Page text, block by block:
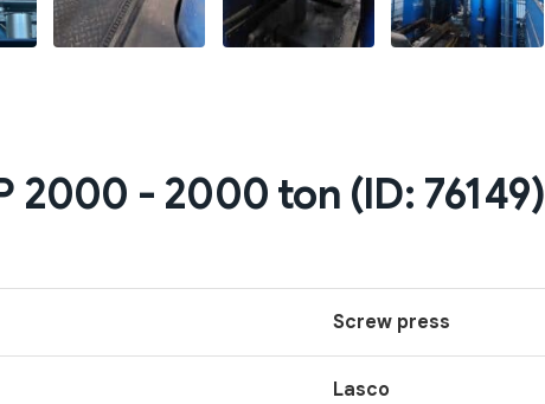
2000 - 2000 ton (ID: 76149)
Screw press
Lasco